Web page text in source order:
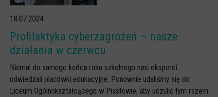
18.07.2024
Profilaktyka cyberzagrożeń – nasze
działania w czerwcu
Niemal do samego końca roku szkolnego nasi eksperci
odwiedzali placówki edukacyjne. Ponownie udaliśmy się do
Liceum Ogólnokształcącego w Piastowie, aby uczulić tym razem
CYBERREPETYTORIUM
RAZEM W SIECI
INFOGRAFIKI
SŁOWA Z SIECI NASZYCH DZIECI
Webinaria
Webinary CEDMO